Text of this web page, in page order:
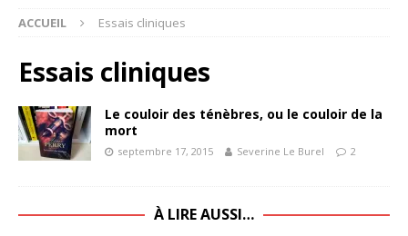
ACCUEIL Essais cliniques
Essais cliniques
Le couloir des ténèbres, ou le couloir de la
mort
septembre 17, 2015 Severine Le Burel 2
À LIRE AUSSI…